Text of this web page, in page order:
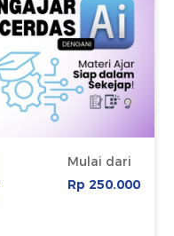
Mulai dari
Rp 250.000